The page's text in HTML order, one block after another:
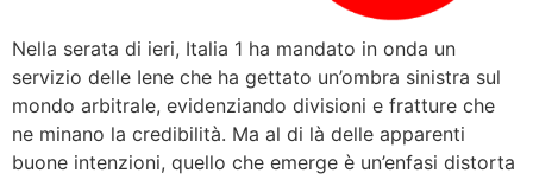
Nella serata di ieri, Italia 1 ha mandato in onda un
servizio delle Iene che ha gettato un’ombra sinistra sul
mondo arbitrale, evidenziando divisioni e fratture che
ne minano la credibilità. Ma al di là delle apparenti
buone intenzioni, quello che emerge è un’enfasi distorta